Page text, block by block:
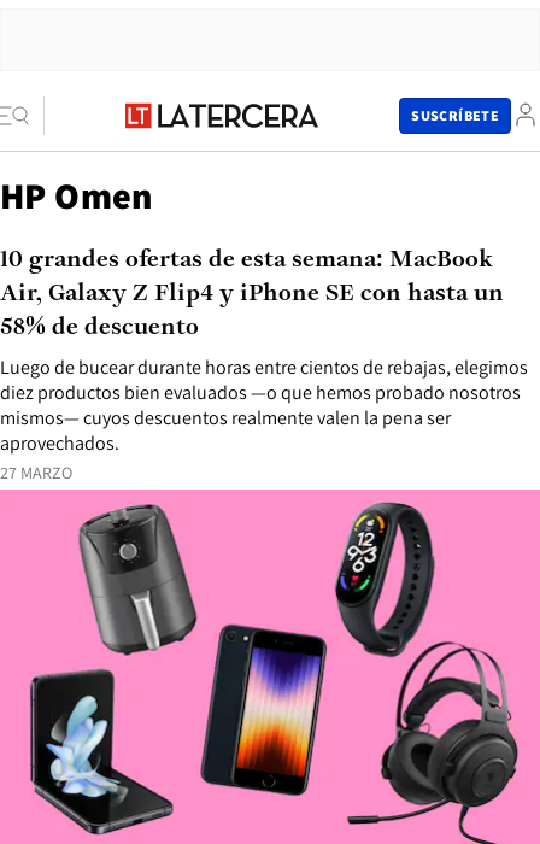
SUSCRÍBETE
HP Omen
27 MARZO
Luego de bucear durante horas entre cientos de rebajas, elegimos
diez productos bien evaluados —o que hemos probado nosotros
mismos— cuyos descuentos realmente valen la pena ser
aprovechados.
10 grandes ofertas de esta semana: MacBook
Air, Galaxy Z Flip4 y iPhone SE con hasta un
58% de descuento